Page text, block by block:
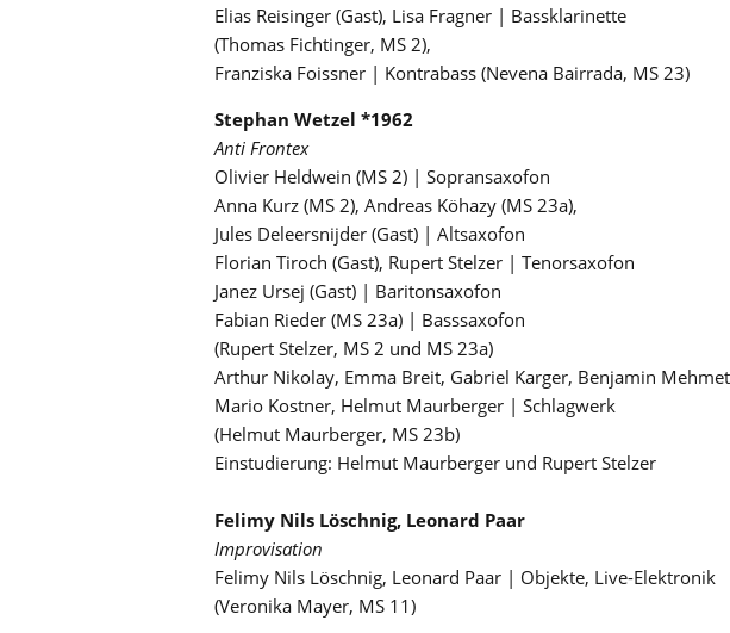
Elias Reisinger (Gast), Lisa Fragner | Bassklarinette
(Thomas Fichtinger, MS 2),
Franziska Foissner | Kontrabass (Nevena Bairrada, MS 23)
Stephan Wetzel *1962
Anti Frontex
Olivier Heldwein (MS 2) | Sopransaxofon
Anna Kurz (MS 2), Andreas Köhazy (MS 23a),
Jules Deleersnijder (Gast) | Altsaxofon
Florian Tiroch (Gast), Rupert Stelzer | Tenorsaxofon
Janez Ursej (Gast) | Baritonsaxofon
Fabian Rieder (MS 23a) | Basssaxofon
(Rupert Stelzer, MS 2 und MS 23a)
Arthur Nikolay, Emma Breit, Gabriel Karger, Benjamin
Mario Kostner, Helmut Maurberger | Schlagwerk
(Helmut Maurberger, MS 23b)
Einstudierung: Helmut Maurberger und Rupert Stelzer
Felimy Nils Löschnig, Leonard Paar
Improvisation
Felimy Nils Löschnig, Leonard Paar | Objekte, Live-Elektronik
(Veronika Mayer, MS 11)